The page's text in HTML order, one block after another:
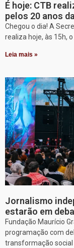
É hoje: CTB
pelos 20 anos
Chegou o dia! A
realiza hoje, às 15h,
Leia mais »
Jornalismo
estarão em
Fundação Maurício
programação com
transformação social